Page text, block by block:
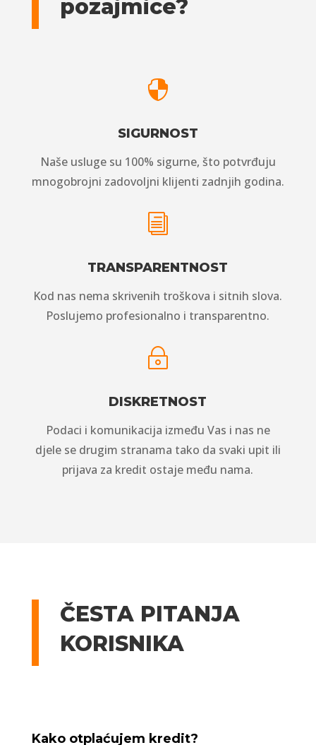
pozajmice?

SIGURNOST
Naše usluge su 100% sigurne, što potvrđuju
mnogobrojni zadovoljni klijenti zadnjih godina.
i
TRANSPARENTNOST
Kod nas nema skrivenih troškova i sitnih slova.
Poslujemo profesionalno i transparentno.
~
DISKRETNOST
Podaci i komunikacija između Vas i nas ne
djele se drugim stranama tako da svaki upit ili
prijava za kredit ostaje među nama.
ČESTA PITANJA
KORISNIKA
Kako otplaćujem kredit?